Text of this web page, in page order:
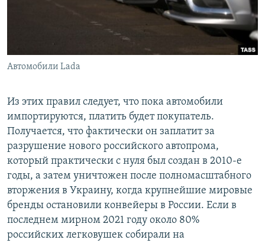
Автомобили Lada
Из этих правил следует, что пока автомобили
импортируются, платить будет покупатель.
Получается, что фактически он заплатит за
разрушение нового российского автопрома,
который практически с нуля был создан в 2010-е
годы, а затем уничтожен после полномасштабного
вторжения в Украину, когда крупнейшие мировые
бренды остановили конвейеры в России. Если в
последнем мирном 2021 году около 80%
российских легковушек собирали на